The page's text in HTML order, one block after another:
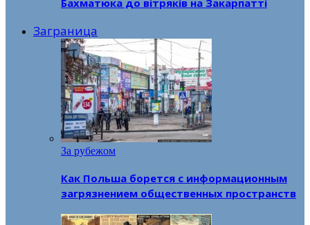
Заграница
За рубежом
Как Польша борется с информационным
загрязнением общественных пространств